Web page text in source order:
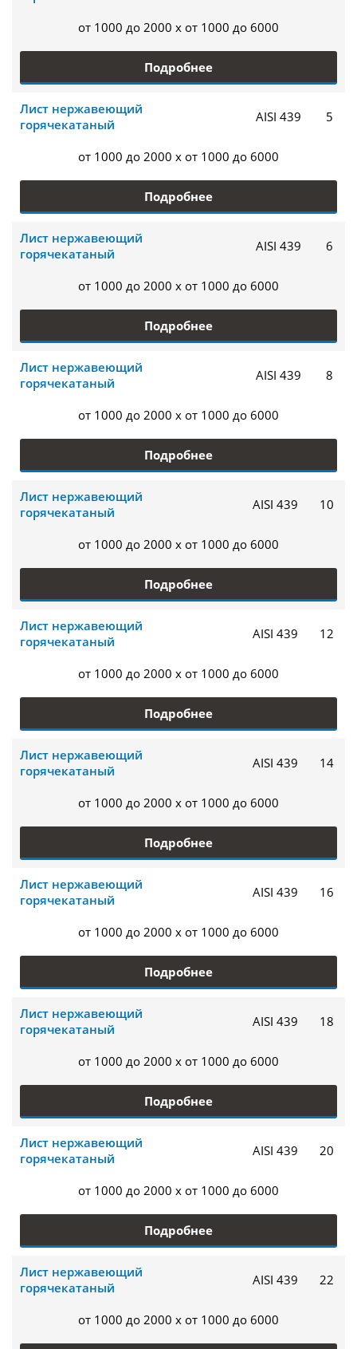
от 1000 до 2000 x от 1000 до 6000
Подробнее
Лист нержавеющий
горячекатаный
AISI 439 5
от 1000 до 2000 x от 1000 до 6000
Подробнее
Лист нержавеющий
горячекатаный
AISI 439 6
от 1000 до 2000 x от 1000 до 6000
Подробнее
Лист нержавеющий
горячекатаный
AISI 439 8
от 1000 до 2000 x от 1000 до 6000
Подробнее
Лист нержавеющий
горячекатаный
AISI 439 10
от 1000 до 2000 x от 1000 до 6000
Подробнее
Лист нержавеющий
горячекатаный
AISI 439 12
от 1000 до 2000 x от 1000 до 6000
Подробнее
Лист нержавеющий
горячекатаный
AISI 439 14
от 1000 до 2000 x от 1000 до 6000
Подробнее
Лист нержавеющий
горячекатаный
AISI 439 16
от 1000 до 2000 x от 1000 до 6000
Подробнее
Лист нержавеющий
горячекатаный
AISI 439 18
от 1000 до 2000 x от 1000 до 6000
Подробнее
Лист нержавеющий
горячекатаный
AISI 439 20
от 1000 до 2000 x от 1000 до 6000
Подробнее
Лист нержавеющий
горячекатаный
AISI 439 22
от 1000 до 2000 x от 1000 до 6000